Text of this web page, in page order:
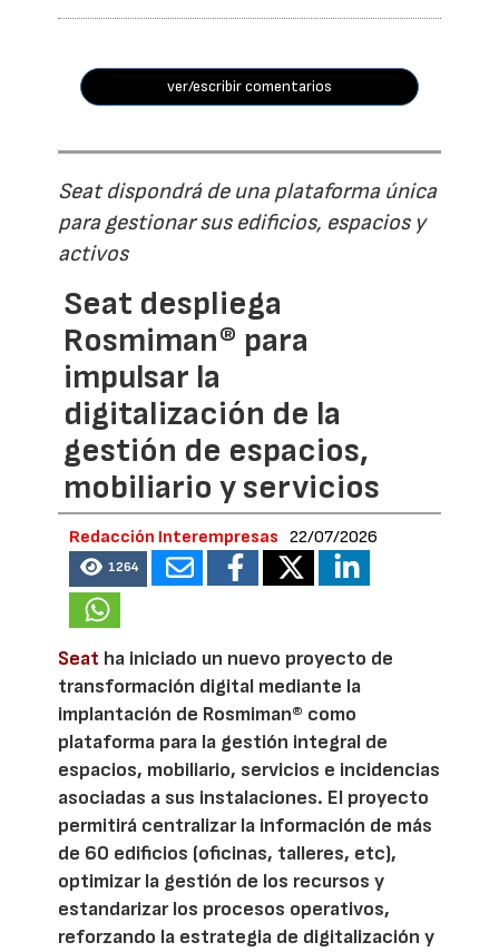
ver/escribir comentarios
Seat dispondrá de una plataforma única
para gestionar sus edificios, espacios y
activos
Seat despliega
Rosmiman® para
impulsar la
digitalización de la
gestión de espacios,
mobiliario y servicios
Redacción Interempresas 22/07/2026
1264
Seat ha iniciado un nuevo proyecto de
transformación digital mediante la
implantación de Rosmiman® como
plataforma para la gestión integral de
espacios, mobiliario, servicios e incidencias
asociadas a sus instalaciones. El proyecto
permitirá centralizar la información de más
de 60 edificios (oficinas, talleres, etc),
optimizar la gestión de los recursos y
estandarizar los procesos operativos,
reforzando la estrategia de digitalización y